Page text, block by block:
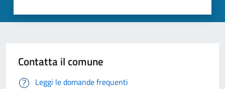
Contatta il comune
Leggi le domande frequenti